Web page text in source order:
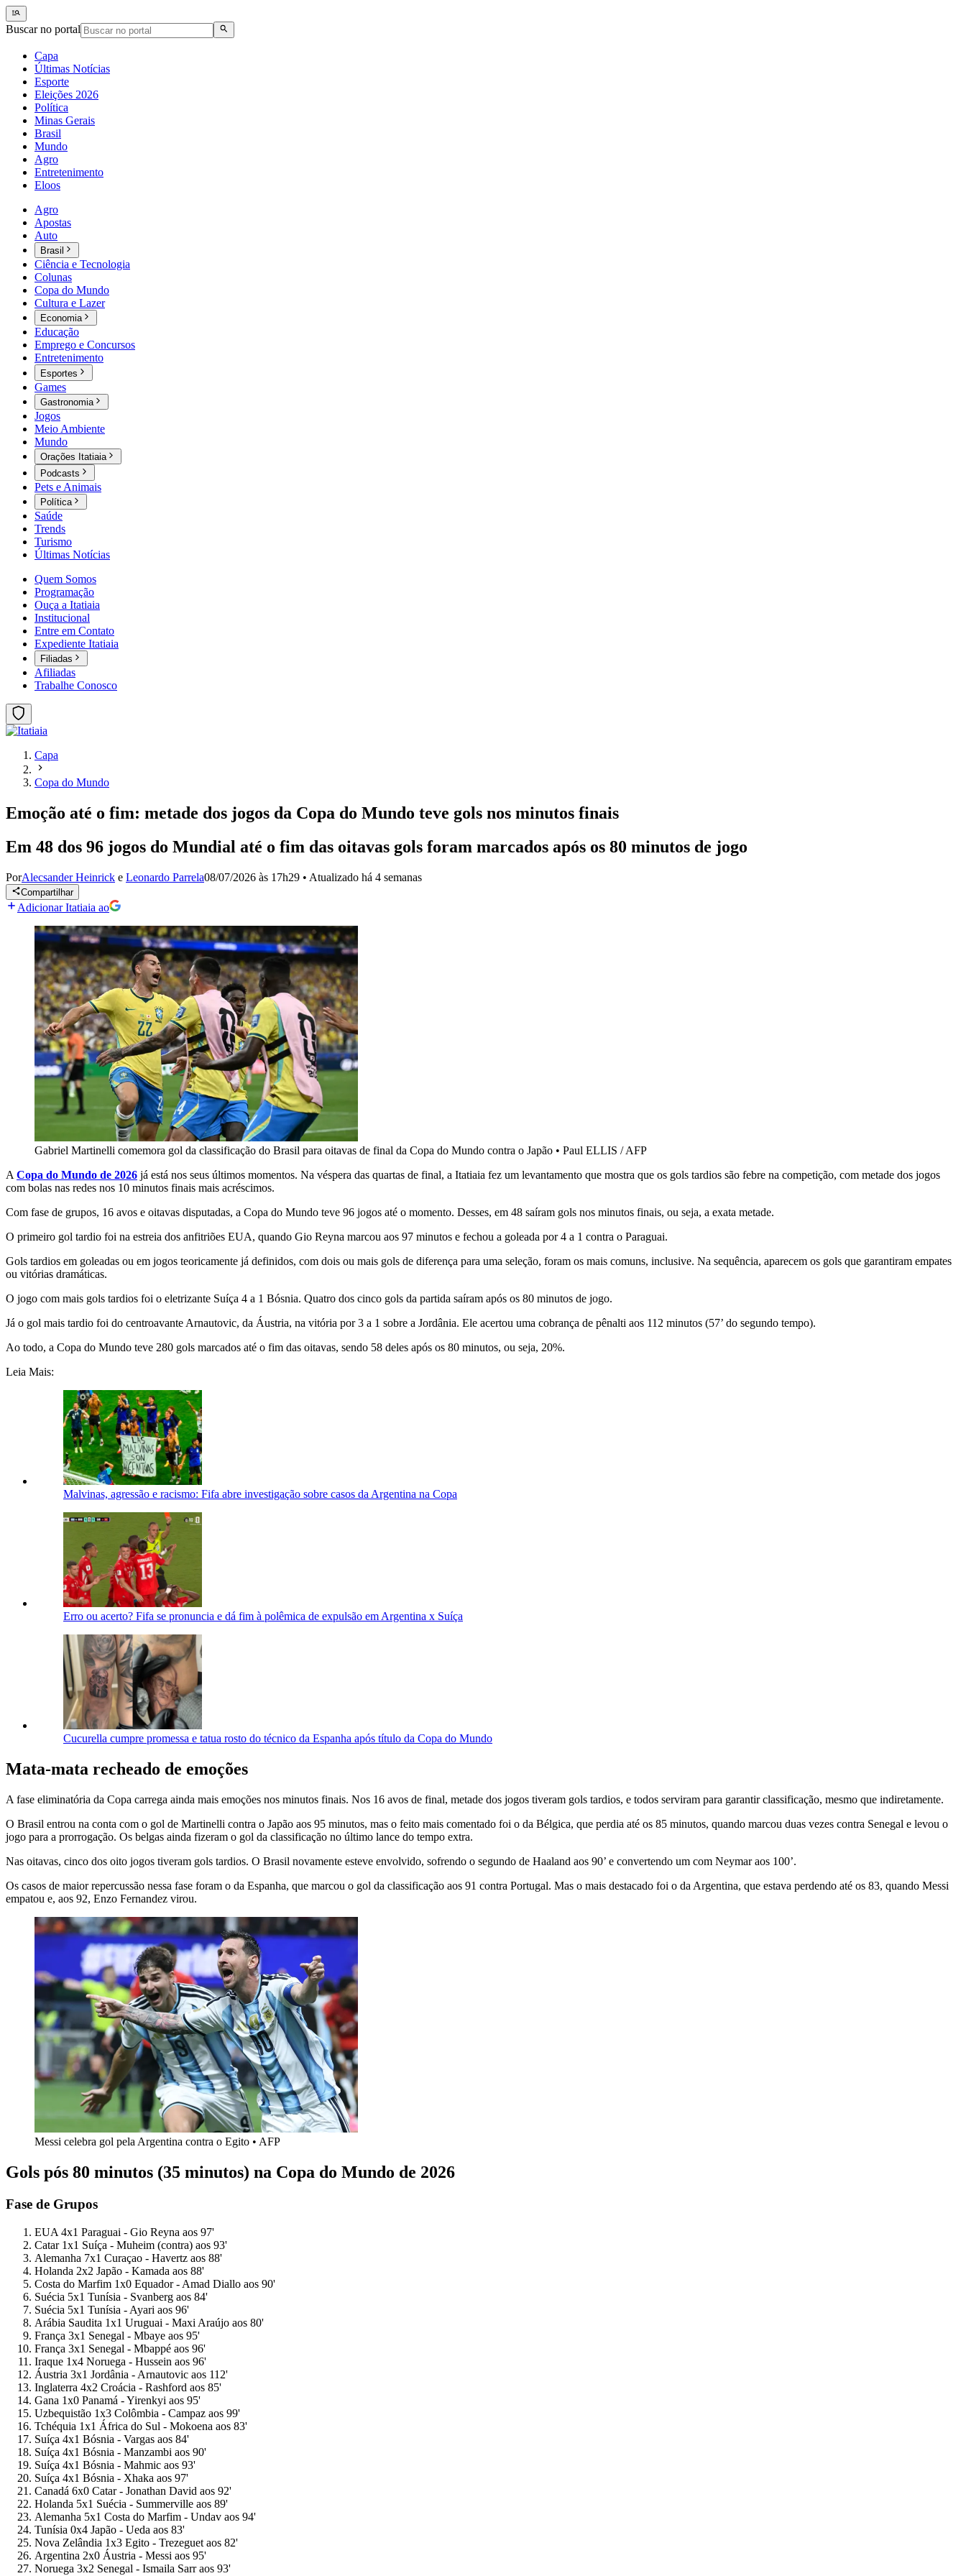
Buscar no portal
Capa
Últimas Notícias
Esporte
Eleições 2026
Política
Minas Gerais
Brasil
Mundo
Agro
Entretenimento
Eloos
Agro
Apostas
Auto
Brasil
Ciência e Tecnologia
Colunas
Copa do Mundo
Cultura e Lazer
Economia
Educação
Emprego e Concursos
Entretenimento
Esportes
Games
Gastronomia
Jogos
Meio Ambiente
Mundo
Orações Itatiaia
Podcasts
Pets e Animais
Política
Saúde
Trends
Turismo
Últimas Notícias
Quem Somos
Programação
Ouça a Itatiaia
Institucional
Entre em Contato
Expediente Itatiaia
Filiadas
Afiliadas
Trabalhe Conosco
Capa
Copa do Mundo
Emoção até o fim: metade dos jogos da Copa do Mundo teve gols nos minutos finais
Em 48 dos 96 jogos do Mundial até o fim das oitavas gols foram marcados após os 80 minutos de jogo
PorAlecsander Heinrick e Leonardo Parrela08/07/2026 às 17h29 • Atualizado há 4 semanas
Compartilhar
Adicionar Itatiaia ao
Gabriel Martinelli comemora gol da classificação do Brasil para oitavas de final da Copa do Mundo contra o Japão • Paul ELLIS / AFP
A Copa do Mundo de 2026 já está nos seus últimos momentos. Na véspera das quartas de final, a Itatiaia fez um levantamento que mostra que os gols tardios são febre na competição, com metade dos jogos
com bolas nas redes nos 10 minutos finais mais acréscimos.
Com fase de grupos, 16 avos e oitavas disputadas, a Copa do Mundo teve 96 jogos até o momento. Desses, em 48 saíram gols nos minutos finais, ou seja, a exata metade.
O primeiro gol tardio foi na estreia dos anfitriões EUA, quando Gio Reyna marcou aos 97 minutos e fechou a goleada por 4 a 1 contra o Paraguai.
Gols tardios em goleadas ou em jogos teoricamente já definidos, com dois ou mais gols de diferença para uma seleção, foram os mais comuns, inclusive. Na sequência, aparecem os gols que garantiram empates
ou vitórias dramáticas.
O jogo com mais gols tardios foi o eletrizante Suíça 4 a 1 Bósnia. Quatro dos cinco gols da partida saíram após os 80 minutos de jogo.
Já o gol mais tardio foi do centroavante Arnautovic, da Áustria, na vitória por 3 a 1 sobre a Jordânia. Ele acertou uma cobrança de pênalti aos 112 minutos (57’ do segundo tempo).
Ao todo, a Copa do Mundo teve 280 gols marcados até o fim das oitavas, sendo 58 deles após os 80 minutos, ou seja, 20%.
Leia Mais:
Malvinas, agressão e racismo: Fifa abre investigação sobre casos da Argentina na Copa
Erro ou acerto? Fifa se pronuncia e dá fim à polêmica de expulsão em Argentina x Suíça
Cucurella cumpre promessa e tatua rosto do técnico da Espanha após título da Copa do Mundo
Mata-mata recheado de emoções
A fase eliminatória da Copa carrega ainda mais emoções nos minutos finais. Nos 16 avos de final, metade dos jogos tiveram gols tardios, e todos serviram para garantir classificação, mesmo que indiretamente.
O Brasil entrou na conta com o gol de Martinelli contra o Japão aos 95 minutos, mas o feito mais comentado foi o da Bélgica, que perdia até os 85 minutos, quando marcou duas vezes contra Senegal e levou o
jogo para a prorrogação. Os belgas ainda fizeram o gol da classificação no último lance do tempo extra.
Nas oitavas, cinco dos oito jogos tiveram gols tardios. O Brasil novamente esteve envolvido, sofrendo o segundo de Haaland aos 90’ e convertendo um com Neymar aos 100’.
Os casos de maior repercussão nessa fase foram o da Espanha, que marcou o gol da classificação aos 91 contra Portugal. Mas o mais destacado foi o da Argentina, que estava perdendo até os 83, quando Messi
empatou e, aos 92, Enzo Fernandez virou.
Messi celebra gol pela Argentina contra o Egito • AFP
Gols pós 80 minutos (35 minutos) na Copa do Mundo de 2026
Fase de Grupos
EUA 4x1 Paraguai - Gio Reyna aos 97'
Catar 1x1 Suíça - Muheim (contra) aos 93'
Alemanha 7x1 Curaçao - Havertz aos 88'
Holanda 2x2 Japão - Kamada aos 88'
Costa do Marfim 1x0 Equador - Amad Diallo aos 90'
Suécia 5x1 Tunísia - Svanberg aos 84'
Suécia 5x1 Tunísia - Ayari aos 96'
Arábia Saudita 1x1 Uruguai - Maxi Araújo aos 80'
França 3x1 Senegal - Mbaye aos 95'
França 3x1 Senegal - Mbappé aos 96'
Iraque 1x4 Noruega - Hussein aos 96'
Áustria 3x1 Jordânia - Arnautovic aos 112'
Inglaterra 4x2 Croácia - Rashford aos 85'
Gana 1x0 Panamá - Yirenkyi aos 95'
Uzbequistão 1x3 Colômbia - Campaz aos 99'
Tchéquia 1x1 África do Sul - Mokoena aos 83'
Suíça 4x1 Bósnia - Vargas aos 84'
Suíça 4x1 Bósnia - Manzambi aos 90'
Suíça 4x1 Bósnia - Mahmic aos 93'
Suíça 4x1 Bósnia - Xhaka aos 97'
Canadá 6x0 Catar - Jonathan David aos 92'
Holanda 5x1 Suécia - Summerville aos 89'
Alemanha 5x1 Costa do Marfim - Undav aos 94'
Tunísia 0x4 Japão - Ueda aos 83'
Nova Zelândia 1x3 Egito - Trezeguet aos 82'
Argentina 2x0 Áustria - Messi aos 95'
Noruega 3x2 Senegal - Ismaila Sarr aos 93'